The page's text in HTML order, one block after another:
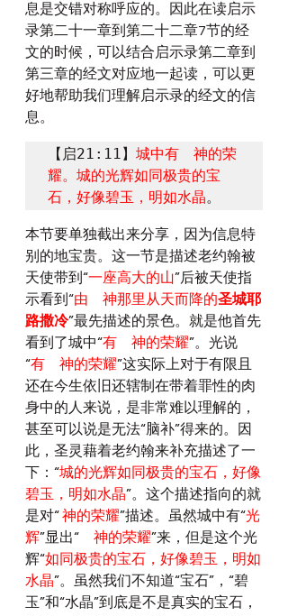
息是交错对称呼应的。因此在读启示
录第二十一章到第二十二章7节的经
文的时候，可以结合启示录第二章到
第三章的经文对应地一起读，可以更
好地帮助我们理解启示录的经文的信
息。
【启21:11】 城中有　神的荣
耀。城的光辉如同极贵的宝
石，好像碧玉，明如水晶。
本节要单独截出来分享，因为信息特
别的地宝贵。这一节是描述老约翰被
天使带到“一座高大的山”后被天使指
示看到“由　神那里从天而降的圣城耶
路撒冷”最先描述的景色。就是他首先
看到了城中“有　神的荣耀”。光说
“有　神的荣耀”这实际上对于有限且
还在今生依旧还辖制在带着罪性的肉
身中的人来说，是非常难以理解的，
甚至可以说是无法“脑补”得来的。因
此，圣灵藉着老约翰来补充描述了一
下：“城的光辉如同极贵的宝石，好像
碧玉，明如水晶”。这个描述指向的就
是对“ 神的荣耀”描述。虽然城中有“光
辉”显出“ 神的荣耀”来，但是这个光
辉“如同极贵的宝石，好像碧玉，明如
水晶”。虽然我们不知道“宝石”，“碧
玉”和“水晶”到底是不是真实的宝石，